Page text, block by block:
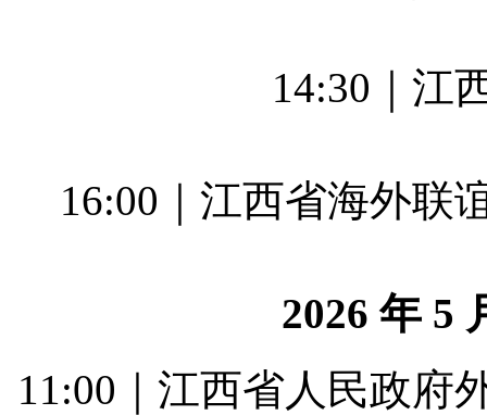
14:30｜江
16:00｜江西省海外联
2026 年 5
11:00｜江西省人民政府